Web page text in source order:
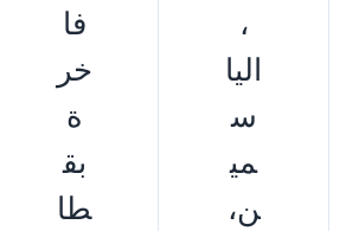
،
اليا
س
مي
ن،
فا
خر
ة
بق
طا